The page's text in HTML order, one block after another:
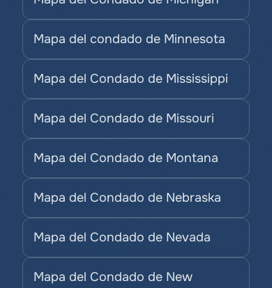
Mapa del condado de Minnesota
Mapa del Condado de Mississippi
Mapa del Condado de Missouri
Mapa del Condado de Montana
Mapa del Condado de Nebraska
Mapa del Condado de Nevada
Mapa del Condado de New